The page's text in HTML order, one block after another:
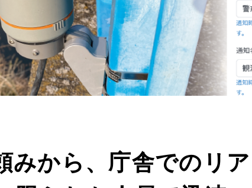
みから、庁舎でのリア